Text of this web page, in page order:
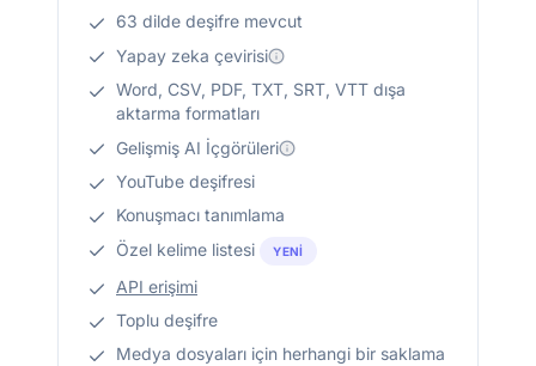
63 dilde deşifre mevcut
Yapay zeka çevirisi
Word, CSV, PDF, TXT, SRT, VTT dışa
aktarma formatları
Gelişmiş AI İçgörüleri
YouTube deşifresi
Konuşmacı tanımlama
Özel kelime listesi
YENI
API erişimi
Toplu deşifre
Medya dosyaları için herhangi bir saklama